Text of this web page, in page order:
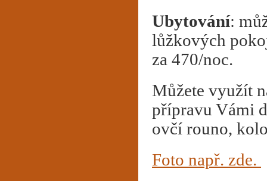
Ubytování:
lůžkových
za 470/noc.
Můžete využít
přípravu Vámi
ovčí rouno,
Foto např. zde.